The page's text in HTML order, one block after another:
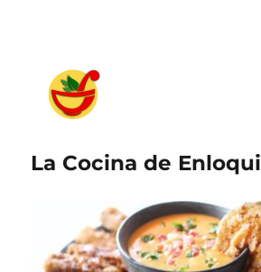
La Cocina de Enloqui